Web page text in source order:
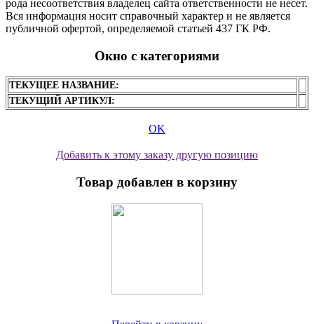
рода несоответствия владелец сайта ответственности не несет.
Вся информация носит справочный характер и не является
публичной офертой, определяемой статьей 437 ГК РФ.
Окно с категориями
ТЕКУЩЕЕ НАЗВАНИЕ:
ТЕКУЩИЙ АРТИКУЛ:
OK
Добавить к этому заказу другую позицию
Товар добавлен в корзину